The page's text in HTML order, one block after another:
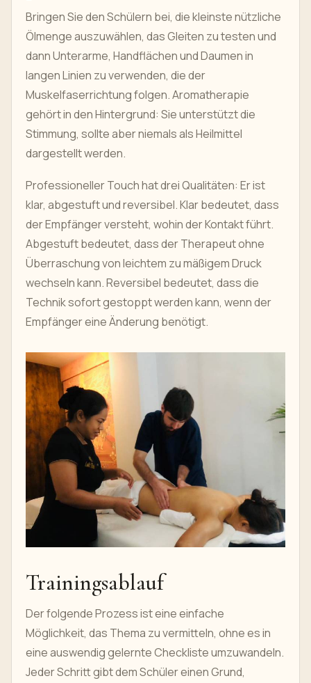
Bringen Sie den Schülern bei, die kleinste nützliche
Ölmenge auszuwählen, das Gleiten zu testen und
dann Unterarme, Handflächen und Daumen in
langen Linien zu verwenden, die der
Muskelfaserrichtung folgen. Aromatherapie
gehört in den Hintergrund: Sie unterstützt die
Stimmung, sollte aber niemals als Heilmittel
dargestellt werden.
Professioneller Touch hat drei Qualitäten: Er ist
klar, abgestuft und reversibel. Klar bedeutet, dass
der Empfänger versteht, wohin der Kontakt führt.
Abgestuft bedeutet, dass der Therapeut ohne
Überraschung von leichtem zu mäßigem Druck
wechseln kann. Reversibel bedeutet, dass die
Technik sofort gestoppt werden kann, wenn der
Empfänger eine Änderung benötigt.
Trainingsablauf
Der folgende Prozess ist eine einfache
Möglichkeit, das Thema zu vermitteln, ohne es in
eine auswendig gelernte Checkliste umzuwandeln.
Jeder Schritt gibt dem Schüler einen Grund,